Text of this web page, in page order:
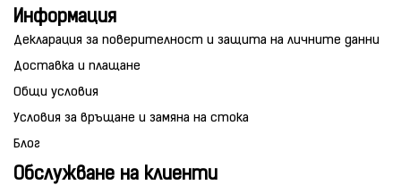
Информация
Декларация за поверителност и защита на личните данни
Доставка и плащане
Общи условия
Условия за връщане и замяна на стока
Блог
Обслужване на клиенти